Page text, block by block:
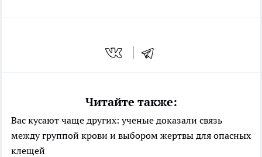
Читайте также:
Вас кусают чаще других: ученые доказали связь
между группой крови и выбором жертвы для опасных
клещей